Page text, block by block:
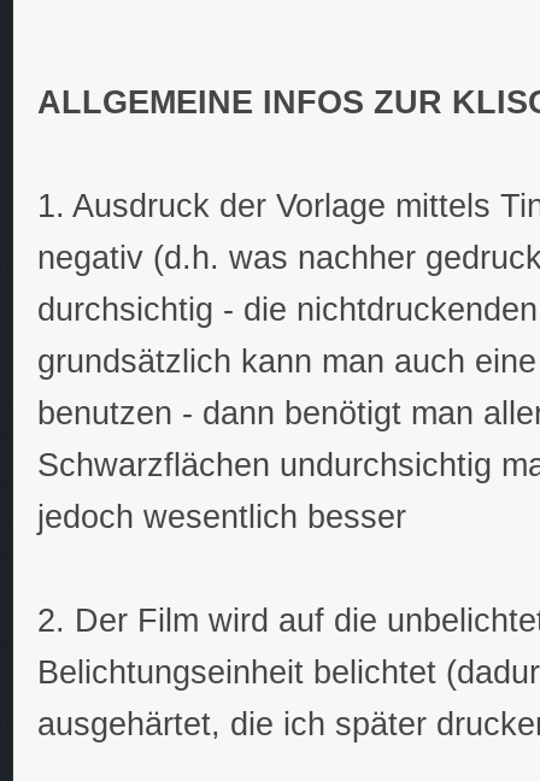
ALLGEMEINE INFOS ZUR
1. Ausdruck der Vorlage mittels
negativ (d.h. was nachher
durchsichtig - die
grundsätzlich kann man auch
benutzen - dann benötigt man
Schwarzflächen undurchsichtig
jedoch wesentlich besser
2. Der Film wird auf die
Belichtungseinheit belichtet
ausgehärtet, die ich später